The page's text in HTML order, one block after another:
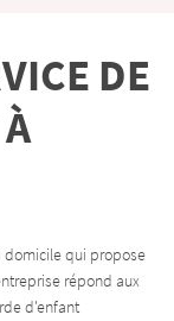
DE
domicile qui propose
répond aux
d'enfant